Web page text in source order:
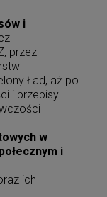
i
przez
Ład, aż po
i przepisy
w
i
ich